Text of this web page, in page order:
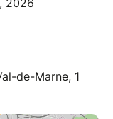
2026
de-Marne, 1